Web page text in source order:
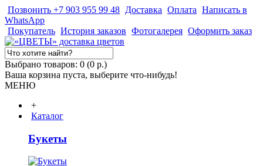
Позвонить +7 903 955 99 48 Доставка Оплата Написать в
WhatsApp
Покупатель История заказов Фотогалерея Оформить заказ
Выбрано товаров: 0 (0 р.)
Ваша корзина пуста, выберите что-нибудь!
МЕНЮ
+
Каталог
Букеты